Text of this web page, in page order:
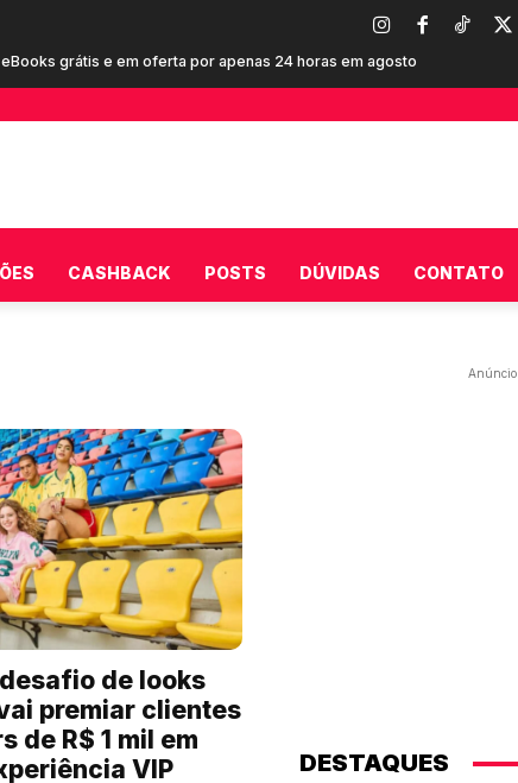
grátis e em oferta por apenas 24 horas em agosto
CASHBACK POSTS DÚVIDAS CONTATO
de looks
premiar clientes
de R$ 1 mil em
VIP
Anúncio
DESTAQUES